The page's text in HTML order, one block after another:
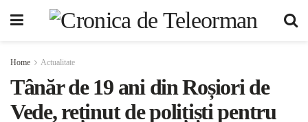
Home Actualitate
Tânăr de 19 ani din Roșiori de
Vede, reținut de polițiști pentru